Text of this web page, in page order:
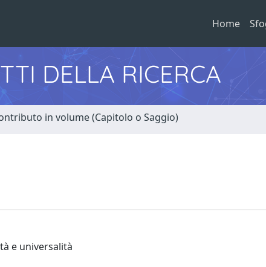
Home
DELLA RICERCA
in volume (Capitolo o Saggio)
e universalità